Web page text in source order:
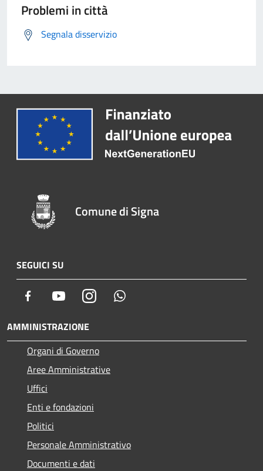
Problemi in città
Segnala disservizio
Comune di Signa
SEGUICI SU
Facebook YoutubeInstagram
AMMINISTRAZIONE
Organi di Governo
Aree Amministrative
Uffici
Enti e fondazioni
Politici
Personale Amministrativo
Documenti e dati